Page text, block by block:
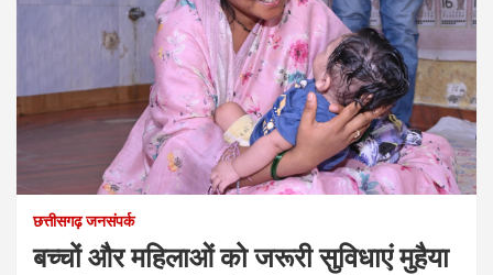
छत्तीसगढ़ जनसंपर्क
बच्चों और महिलाओं को जरूरी सुविधाएं मुहैया